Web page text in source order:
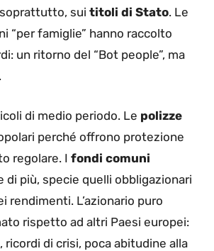
sui titoli di Stato. Le
“per famiglie” hanno raccolto
un ritorno del “Bot people”, ma
di medio periodo. Le polizze
perché offrono protezione
regolare. I fondi comuni
di più, specie quelli obbligazionari
rendimenti. L’azionario puro
rispetto ad altri Paesi europei:
ricordi di crisi, poca abitudine alla